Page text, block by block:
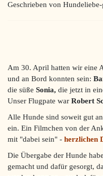
Geschrieben von
Am 30. April hatten wir eine
und an Bord konnten sein:
die süße Sonia, die jetzt in
Unser Flugpate war Robert
Alle Hunde sind soweit gut
ein. Ein Filmchen von der
mit "dabei sein" - herzlichen
Die Übergabe der Hunde
gemacht und dafür gesorgt,